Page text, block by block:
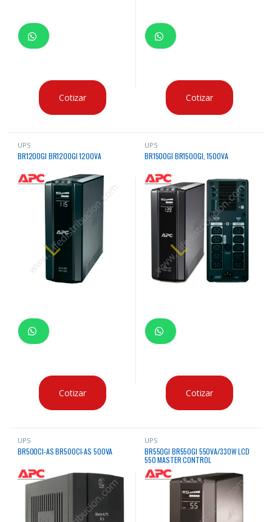
Cotizar Cotizar
UPS
BR1200GI BR1200GI 1200VA
Cotizar
UPS
BR1500GI BR1500GI, 1500VA
Cotizar
UPS
BR500CI-AS BR500CI-AS 500VA
UPS
BR550GI BR550GI 550VA/330W LCD
550 MASTER CONTROL